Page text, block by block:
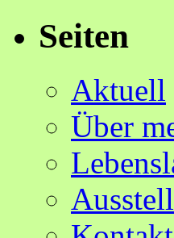
Seiten
Aktuell
Über